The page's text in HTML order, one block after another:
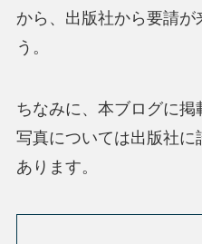
から、出版社から要請が
う。
ちなみに、本ブログに
写真については出版社に
あります。